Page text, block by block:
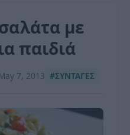
με
παιδιά
7, 2013 #ΣΥΝΤΑΓΕΣ